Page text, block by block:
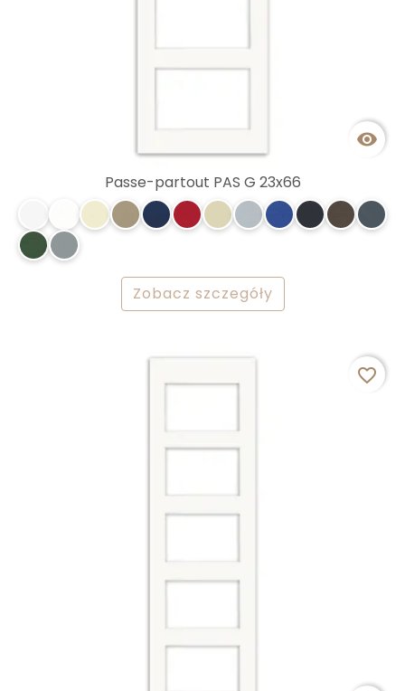

Passe-partout PAS G 23x66
Zobacz szczegóły
favorite_border